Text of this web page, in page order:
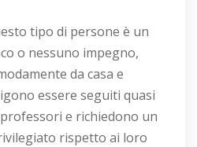
tipo di persone è un
o nessuno impegno,
da casa e
essere seguiti quasi
e richiedono un
rispetto ai loro